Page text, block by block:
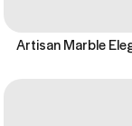
Artisan Marble